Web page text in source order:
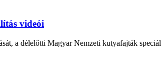
videói
a délelőtti Magyar Nemzeti kutyafajták